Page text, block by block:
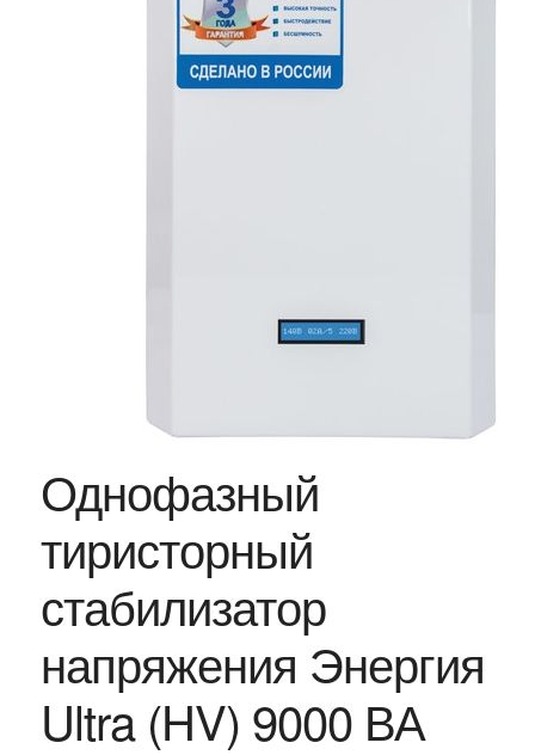
Однофазный
тиристорный
стабилизатор
напряжения Энергия
Ultra (HV) 9000 ВА